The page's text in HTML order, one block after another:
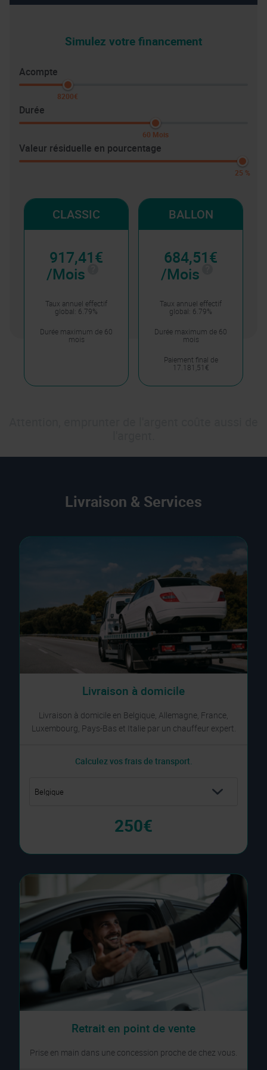
Simulez votre financement
Acompte
8200€
Durée
60 Mois
Valeur résiduelle en pourcentage
25 %
CLASSIC
917,41€
/Mois
Taux annuel effectif
global: 6.79%
Durée maximum de 60
mois
BALLON
684,51€
/Mois
Taux annuel effectif
global: 6.79%
Durée maximum de 60
mois
Paiement final de
17.181,51€
Livraison & Services
Livraison à domicile
Livraison à domicile en Belgique, Allemagne, France,
Luxembourg, Pays-Bas et Italie par un chauffeur expert.
Calculez vos frais de transport.
250€
Retrait en point de vente
Prise en main dans une concession proche de chez vous.